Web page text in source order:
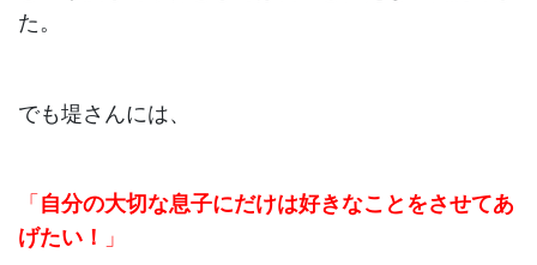
た。
でも堤さんには、
「 自分の大切な息子にだけは好きなことをさせてあ
げたい！
」